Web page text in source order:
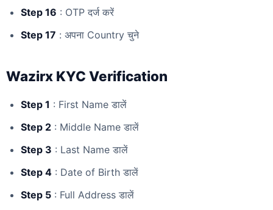
Step 16 : OTP दर्ज करें
Step 17 : अपना Country चुने
Wazirx KYC Verification
Step 1 : First Name डालें
Step 2 : Middle Name डालें
Step 3 : Last Name डालें
Step 4 : Date of Birth डालें
Step 5 : Full Address डालें